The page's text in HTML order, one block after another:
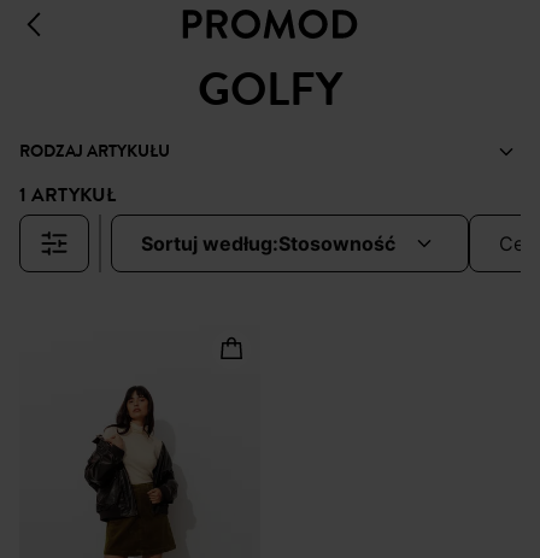
GOLFY
RODZAJ ARTYKUŁU
1 ARTYKUŁ
sortuj według: stosowność